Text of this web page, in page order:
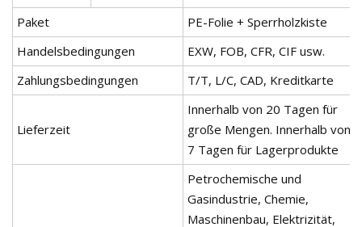
Paket
PE-Folie + Sperrholzkiste
Handelsbedingungen
EXW, FOB, CFR, CIF usw.
Zahlungsbedingungen
T/T, L/C, CAD, Kreditkarte
Lieferzeit
Innerhalb von 20 Tagen für
große Mengen. Innerhalb von
7 Tagen für Lagerprodukte
Petrochemische und
Gasindustrie, Chemie,
Maschinenbau, Elektrizität,